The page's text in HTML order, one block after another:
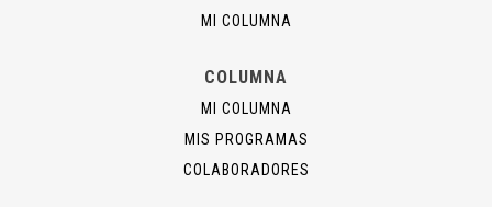
MI COLUMNA
COLUMNA
MI COLUMNA
MIS PROGRAMAS
COLABORADORES